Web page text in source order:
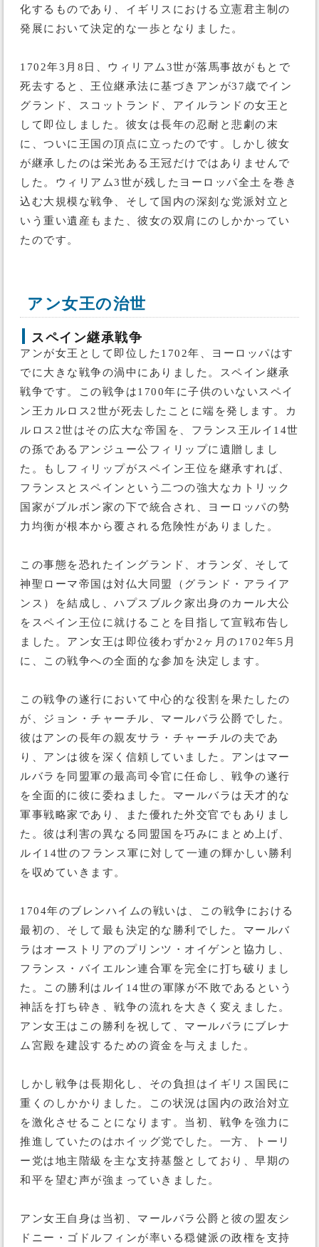
化するものであり、イギリスにおける立憲君主制の
発展において決定的な一歩となりました。
1702年3月8日、ウィリアム3世が落馬事故がもとで
死去すると、王位継承法に基づきアンが37歳でイン
グランド、スコットランド、アイルランドの女王と
して即位しました。彼女は長年の忍耐と悲劇の末
に、ついに王国の頂点に立ったのです。しかし彼女
が継承したのは栄光ある王冠だけではありませんで
した。ウィリアム3世が残したヨーロッパ全土を巻き
込む大規模な戦争、そして国内の深刻な党派対立と
いう重い遺産もまた、彼女の双肩にのしかかってい
たのです。
アン女王の治世
スペイン継承戦争
アンが女王として即位した1702年、ヨーロッパはす
でに大きな戦争の渦中にありました。スペイン継承
戦争です。この戦争は1700年に子供のいないスペイ
ン王カルロス2世が死去したことに端を発します。カ
ルロス2世はその広大な帝国を、フランス王ルイ14世
の孫であるアンジュー公フィリップに遺贈しまし
た。もしフィリップがスペイン王位を継承すれば、
フランスとスペインという二つの強大なカトリック
国家がブルボン家の下で統合され、ヨーロッパの勢
力均衡が根本から覆される危険性がありました。
この事態を恐れたイングランド、オランダ、そして
神聖ローマ帝国は対仏大同盟（グランド・アライア
ンス）を結成し、ハプスブルク家出身のカール大公
をスペイン王位に就けることを目指して宣戦布告し
ました。アン女王は即位後わずか2ヶ月の1702年5月
に、この戦争への全面的な参加を決定します。
この戦争の遂行において中心的な役割を果たしたの
が、ジョン・チャーチル、マールバラ公爵でした。
彼はアンの長年の親友サラ・チャーチルの夫であ
り、アンは彼を深く信頼していました。アンはマー
ルバラを同盟軍の最高司令官に任命し、戦争の遂行
を全面的に彼に委ねました。マールバラは天才的な
軍事戦略家であり、また優れた外交官でもありまし
た。彼は利害の異なる同盟国を巧みにまとめ上げ、
ルイ14世のフランス軍に対して一連の輝かしい勝利
を収めていきます。
1704年のブレンハイムの戦いは、この戦争における
最初の、そして最も決定的な勝利でした。マールバ
ラはオーストリアのプリンツ・オイゲンと協力し、
フランス・バイエルン連合軍を完全に打ち破りまし
た。この勝利はルイ14世の軍隊が不敗であるという
神話を打ち砕き、戦争の流れを大きく変えました。
アン女王はこの勝利を祝して、マールバラにブレナ
ム宮殿を建設するための資金を与えました。
しかし戦争は長期化し、その負担はイギリス国民に
重くのしかかりました。この状況は国内の政治対立
を激化させることになります。当初、戦争を強力に
推進していたのはホイッグ党でした。一方、トーリ
ー党は地主階級を主な支持基盤としており、早期の
和平を望む声が強まっていきました。
アン女王自身は当初、マールバラ公爵と彼の盟友シ
ドニー・ゴドルフィンが率いる穏健派の政権を支持